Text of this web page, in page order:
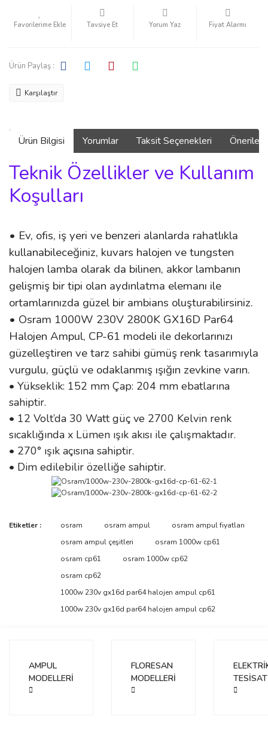
Tavsiye Et Yorum Yaz Fiyat Alarmı
Ürün Paylaş :
Karşılaştır
Ürün Bilgisi Yorumlar Taksit Seçenekleri
Teknik Özellikler ve Kullanım
Koşulları
• Ev, ofis, iş yeri ve benzeri alanlarda rahatlıkla
kullanabileceğiniz, kuvars halojen ve tungsten
halojen lamba olarak da bilinen, akkor lambanın
gelişmiş bir tipi olan aydınlatma elemanı ile
ortamlarınızda güzel bir ambians oluşturabilirsiniz.
• Osram 1000W 230V 2800K GX16D Par64
Halojen Ampul, CP-61 modeli ile dekorlarınızı
güzelleştiren ve tarz sahibi gümüş renk tasarımıyla
vurgulu, güçlü ve odaklanmış ışığın zevkine varın.
• Yükseklik: 152 mm Çap: 204 mm ebatlarına
sahiptir.
• 12 Volt’da 30 Watt güç ve 2700 Kelvin renk
sıcaklığında x Lümen ışık akısı ile çalışmaktadır.
• 270° ışık açısına sahiptir.
• Dim edilebilir özelliğe sahiptir.
Bu ürüne ilk yorumu siz yapın!
Bu ürünün fiyat bilgisi, resim, ürün açıklamalarında ve diğer
tarafımıza iletebilirsiniz.
Görüş ve önerileriniz için teşekkür ederiz.
Ürün resmi kalitesiz, bozuk veya görüntülenemiyor.
Ürün açıklamasında eksik bilgiler bulunuyor.
Etiketler : osram osram ampul
osram ampul fiyatları
osram ampul çeşitleri
osram 1000w cp61
osram cp61
osram 1000w cp62
osram cp62
1000w 230v gx16d par64 halojen ampul cp61
1000w 230v gx16d par64 halojen ampul cp62
AMPUL
MODELLERİ
FLORESAN
MODELLERİ
TESİSAT